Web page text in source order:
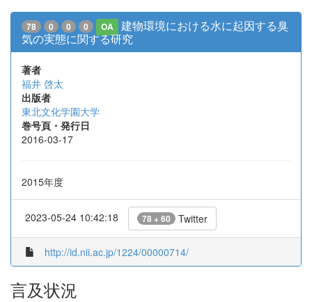
78 0 0 0 OA
建物環境における水に起因する臭
気の実態に関する研究
著者
福井 啓太
出版者
東北文化学園大学
巻号頁・発行日
2016-03-17
2015年度
2023-05-24 10:42:18 78 + 60 Twitter
http://id.nii.ac.jp/1224/00000714/
言及状況